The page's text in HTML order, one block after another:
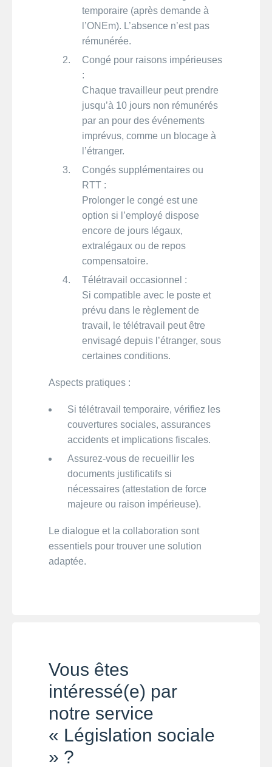
temporaire (après demande à
l’ONEm). L’absence n’est pas
rémunérée.
Congé pour raisons impérieuses
:
Chaque travailleur peut prendre
jusqu’à 10 jours non rémunérés
par an pour des événements
imprévus, comme un blocage à
l’étranger.
Congés supplémentaires ou
RTT :
Prolonger le congé est une
option si l’employé dispose
encore de jours légaux,
extralégaux ou de repos
compensatoire.
Télétravail occasionnel :
Si compatible avec le poste et
prévu dans le règlement de
travail, le télétravail peut être
envisagé depuis l’étranger, sous
certaines conditions.
Aspects pratiques :
Si télétravail temporaire, vérifiez les
couvertures sociales, assurances
accidents et implications fiscales.
Assurez-vous de recueillir les
documents justificatifs si
nécessaires (attestation de force
majeure ou raison impérieuse).
Le dialogue et la collaboration sont
essentiels pour trouver une solution
adaptée.
Vous êtes
intéressé(e) par
notre service
« Législation sociale
» ?